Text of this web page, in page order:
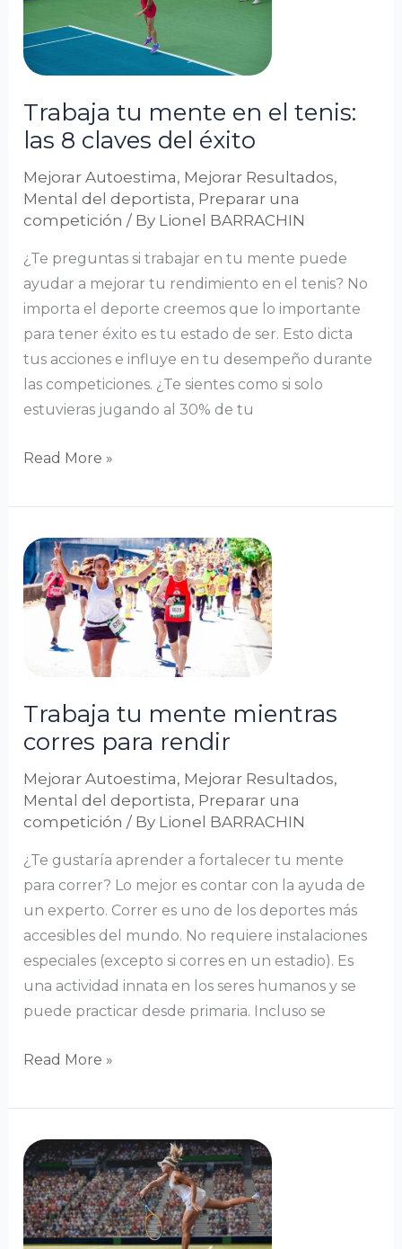
Trabaja tu mente en el tenis:
las 8 claves del éxito
Mejorar Autoestima, Mejorar Resultados,
Mental del deportista, Preparar una
competición / By Lionel BARRACHIN
¿Te preguntas si trabajar en tu mente puede
ayudar a mejorar tu rendimiento en el tenis? No
importa el deporte creemos que lo importante
para tener éxito es tu estado de ser. Esto dicta
tus acciones e influye en tu desempeño durante
las competiciones. ¿Te sientes como si solo
estuvieras jugando al 30% de tu
el
tenis:
claves
éxito
Read More »
Trabaja tu mente mientras
corres para rendir
Mejorar Autoestima, Mejorar Resultados,
Mental del deportista, Preparar una
competición / By Lionel BARRACHIN
¿Te gustaría aprender a fortalecer tu mente
para correr? Lo mejor es contar con la ayuda de
un experto. Correr es uno de los deportes más
accesibles del mundo. No requiere instalaciones
especiales (excepto si corres en un estadio). Es
una actividad innata en los seres humanos y se
puede practicar desde primaria. Incluso se
Trabaja
tu
mente
mientras
corres
Read More »
Gestionar
la
presión
en
competición: